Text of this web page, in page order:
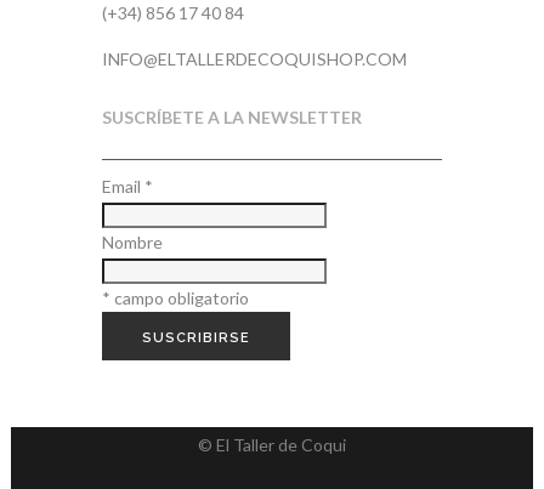
(+34) 856 17 40 84
INFO@ELTALLERDECOQUISHOP.COM
SUSCRÍBETE A LA NEWSLETTER
Email *
Nombre
* campo obligatorio
© El Taller de Coqui